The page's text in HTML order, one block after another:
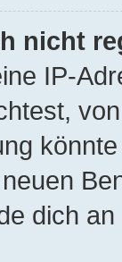
nicht
IP-
dich